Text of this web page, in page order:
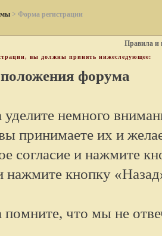
> Форма регистрации
Правила и
вы должны принять нижеследующее:
форума
немного
принимаете их и
согласие и нажмите
нажмите кнопку
что мы не